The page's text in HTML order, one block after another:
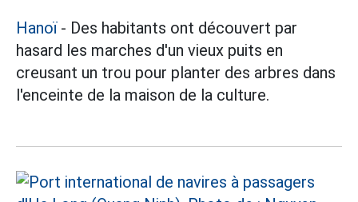
Hanoï- Des habitants ont découvert par
hasard les marches d'un vieux puits en
creusant un trou pour planter des arbres dans
l'enceinte de la maison de la culture.